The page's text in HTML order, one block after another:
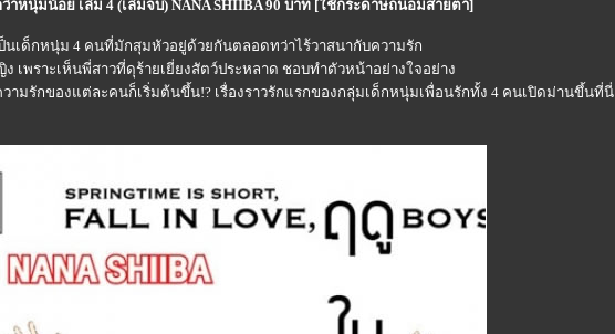
หนุ่มน้อย เล่ม 4 (เล่มจบ) NANA SHIIBA 90 บาท [ใช้กระดาษถนอมสายตา]
นเด็กหนุ่ม 4 คนที่มักสุมหัวอยู่ด้วยกันตลอดทว่าไร้วาสนากับความรัก
พราะเห็นพี่สาวที่ดุร้ายเยี่ยงสัตว์ประหลาด ชอบทำตัวหน้าอย่างใจอย่าง
มรักของแต่ละคนก็เริ่มต้นขึ้น!? เรื่องราวรักแรกของกลุ่มเด็กหนุ่มเพื่อนรักทั้ง 4 คนเปิดม่านขึ้นที่นี่